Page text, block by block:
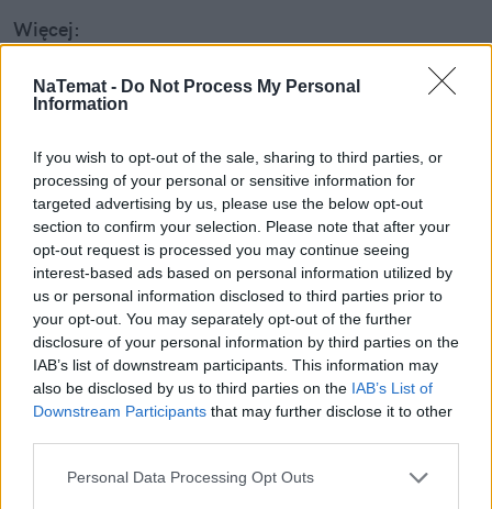
NaTemat - Do Not Process My Personal
Information
If you wish to opt-out of the sale, sharing to third parties, or
processing of your personal or sensitive information for
targeted advertising by us, please use the below opt-out
section to confirm your selection. Please note that after your
opt-out request is processed you may continue seeing
interest-based ads based on personal information utilized by
us or personal information disclosed to third parties prior to
your opt-out. You may separately opt-out of the further
disclosure of your personal information by third parties on the
IAB’s list of downstream participants. This information may
also be disclosed by us to third parties on the IAB’s List of
Downstream Participants that may further disclose it to other
Personal Data Processing Opt Outs
Więcej:
Michał Panek
Obserwuj
redaktor w naTemat.pl, psycholog
Napisz do mnie:
michal.panek@natemat.pl